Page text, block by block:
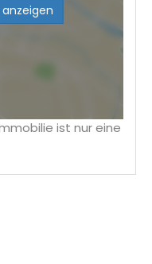
ist nur eine